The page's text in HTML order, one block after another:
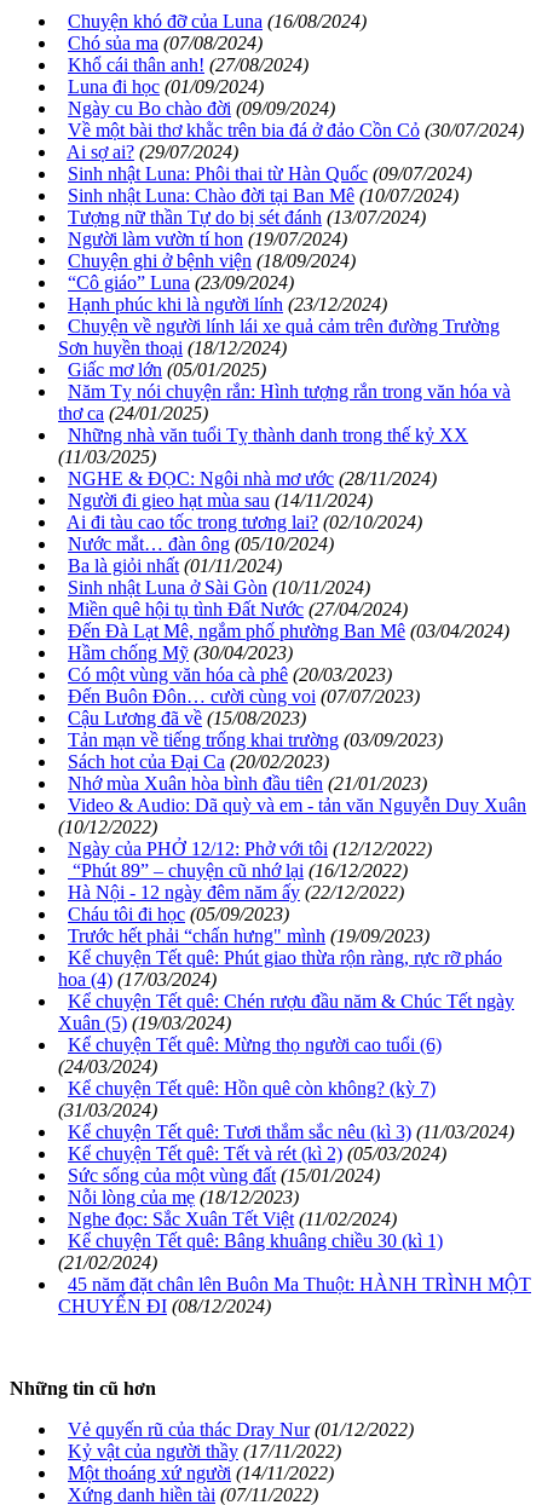
Chuyện khó đỡ của Luna (16/08/2024)
Chó sủa ma (07/08/2024)
Khổ cái thân anh! (27/08/2024)
Luna đi học (01/09/2024)
Ngày cu Bo chào đời (09/09/2024)
Về một bài thơ khằc trên bia đá ở đảo Cồn Cỏ (30/07/2024)
Ai sợ ai? (29/07/2024)
Sinh nhật Luna: Phôi thai từ Hàn Quốc (09/07/2024)
Sinh nhật Luna: Chào đời tại Ban Mê (10/07/2024)
Tượng nữ thần Tự do bị sét đánh (13/07/2024)
Người làm vườn tí hon (19/07/2024)
Chuyện ghi ở bệnh viện (18/09/2024)
“Cô giáo” Luna (23/09/2024)
Hạnh phúc khi là người lính (23/12/2024)
Chuyện về người lính lái xe quả cảm trên đường Trường
Sơn huyền thoại (18/12/2024)
Giấc mơ lớn (05/01/2025)
Năm Tỵ nói chuyện rắn: Hình tượng rắn trong văn hóa và
thơ ca (24/01/2025)
Những nhà văn tuổi Tỵ thành danh trong thế kỷ XX
(11/03/2025)
NGHE & ĐỌC: Ngôi nhà mơ ước (28/11/2024)
Người đi gieo hạt mùa sau (14/11/2024)
Ai đi tàu cao tốc trong tương lai? (02/10/2024)
Nước mắt… đàn ông (05/10/2024)
Ba là giỏi nhất (01/11/2024)
Sinh nhật Luna ở Sài Gòn (10/11/2024)
Miền quê hội tụ tình Đất Nước (27/04/2024)
Đến Đà Lạt Mê, ngắm phố phường Ban Mê (03/04/2024)
Hầm chống Mỹ (30/04/2023)
Có một vùng văn hóa cà phê (20/03/2023)
Đến Buôn Đôn… cười cùng voi (07/07/2023)
Cậu Lương đã về (15/08/2023)
Tản mạn về tiếng trống khai trường (03/09/2023)
Sách hot của Đại Ca (20/02/2023)
Nhớ mùa Xuân hòa bình đầu tiên (21/01/2023)
Video & Audio: Dã quỳ và em - tản văn Nguyễn Duy Xuân
(10/12/2022)
Ngày của PHỞ 12/12: Phở với tôi (12/12/2022)
“Phút 89” – chuyện cũ nhớ lại (16/12/2022)
Hà Nội - 12 ngày đêm năm ấy (22/12/2022)
Cháu tôi đi học (05/09/2023)
Trước hết phải “chấn hưng" mình (19/09/2023)
Kể chuyện Tết quê: Phút giao thừa rộn ràng, rực rỡ pháo
hoa (4) (17/03/2024)
Kể chuyện Tết quê: Chén rượu đầu năm & Chúc Tết ngày
Xuân (5) (19/03/2024)
Kể chuyện Tết quê: Mừng thọ người cao tuổi (6)
(24/03/2024)
Kể chuyện Tết quê: Hồn quê còn không? (kỳ 7)
(31/03/2024)
Kể chuyện Tết quê: Tươi thắm sắc nêu (kì 3) (11/03/2024)
Kể chuyện Tết quê: Tết và rét (kì 2) (05/03/2024)
Sức sống của một vùng đất (15/01/2024)
Nỗi lòng của mẹ (18/12/2023)
Nghe đọc: Sắc Xuân Tết Việt (11/02/2024)
Kể chuyện Tết quê: Bâng khuâng chiều 30 (kì 1)
(21/02/2024)
45 năm đặt chân lên Buôn Ma Thuột: HÀNH TRÌNH MỘT
CHUYẾN ĐI (08/12/2024)
Những tin cũ hơn
Vẻ quyến rũ của thác Dray Nur (01/12/2022)
Kỷ vật của người thầy (17/11/2022)
Một thoáng xứ người (14/11/2022)
Xứng danh hiền tài (07/11/2022)